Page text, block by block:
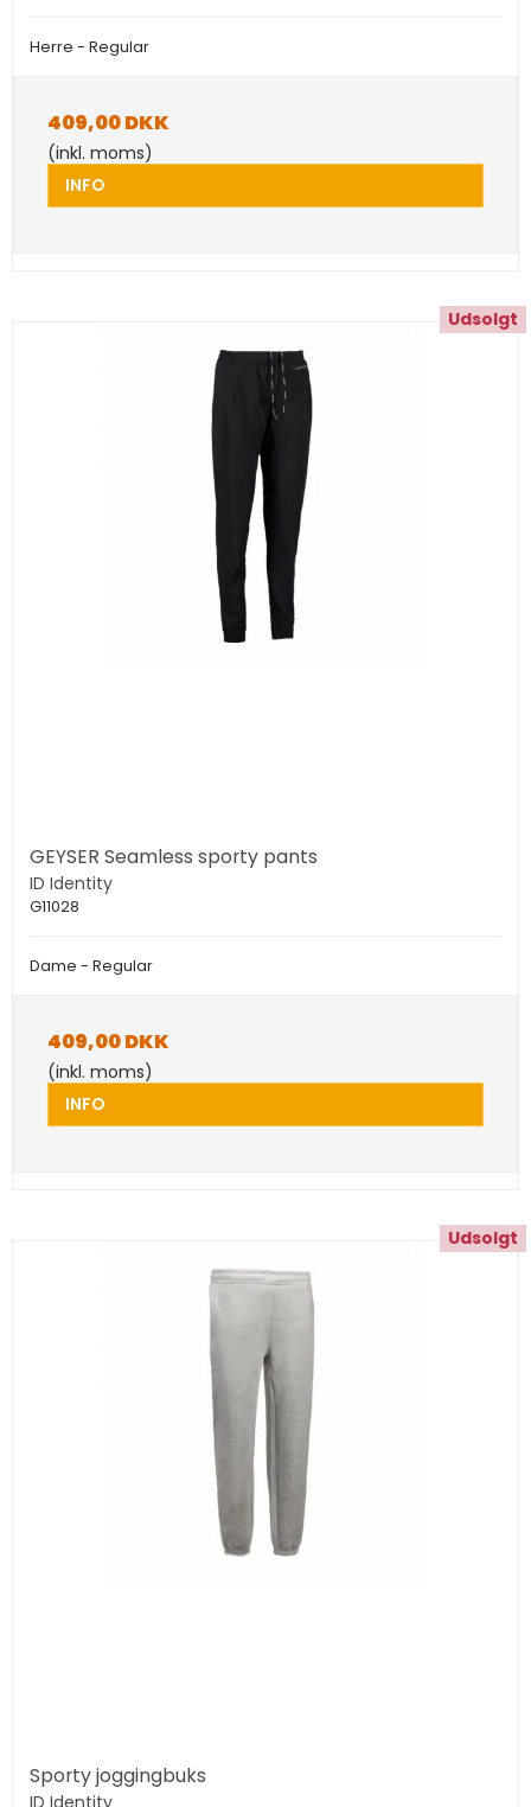
Herre - Regular
409,00 DKK
(inkl. moms)
INFO
Udsolgt
GEYSER Seamless sporty pants
ID Identity
G11028
Dame - Regular
409,00 DKK
(inkl. moms)
INFO
Udsolgt
Sporty joggingbuks